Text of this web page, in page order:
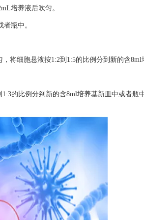
培养液后吹匀。
瓶中。
将细胞悬液按1:2到1:5的比例分到新的含8ml
的比例分到新的含8ml培养基新皿中或者瓶中